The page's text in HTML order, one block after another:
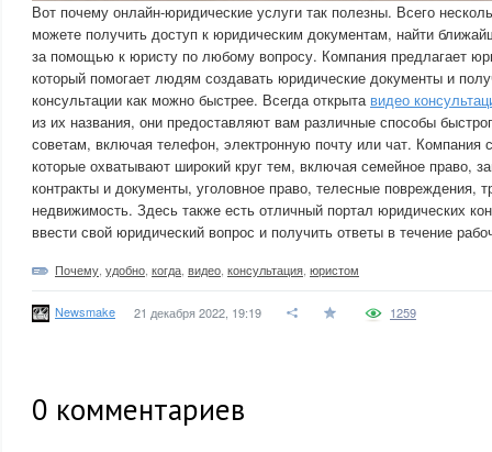
Вот почему онлайн-юридические услуги так полезны. Всего
можете получить доступ к юридическим документам, найти
за помощью к юристу по любому вопросу. Компания предлагает
который помогает людям создавать юридические документы и
консультации как можно быстрее. Всегда открыта видео
из их названия, они предоставляют вам различные способы
советам, включая телефон, электронную почту или чат. Компания
которые охватывают широкий круг тем, включая семейное право,
контракты и документы, уголовное право, телесные повреждения,
недвижимость. Здесь также есть отличный портал юридических
ввести свой юридический вопрос и получить ответы в течение
Почему удобно когда видео консультация юристом
Newsmake 21 декабря 2022, 19:19 1259
0 комментариев